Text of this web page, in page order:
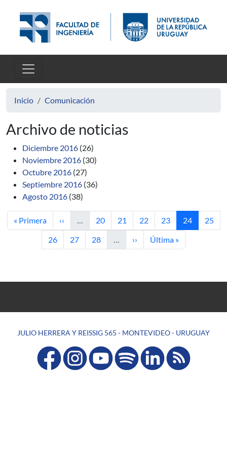
Inicio Comunicación
Archivo de noticias
Diciembre 2016 (26)
Noviembre 2016 (30)
Octubre 2016 (27)
Septiembre 2016 (36)
Agosto 2016 (38)
Primera página
« Primera Página anterior
‹‹ … Página
20 Página
21 Página
22 Página
23 Página
24
25
Página
26 Página
27 Página
28 … Siguiente página
›› Última página
Última »
JULIO HERRERA Y REISSIG 565 - MONTEVIDEO - URUGUAY